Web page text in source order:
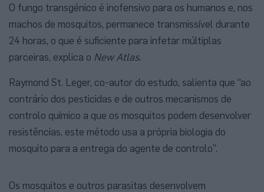
O fungo transgénico é inofensivo para os humanos e, nos
machos de mosquitos, permanece transmissível durante
24 horas, o que é suficiente para infetar múltiplas
parceiras, explica o New Atlas.
Raymond St. Leger, co-autor do estudo, salienta que “ao
contrário dos pesticidas e de outros mecanismos de
controlo químico a que os mosquitos podem desenvolver
resistências, este método usa a própria biologia do
mosquito para a entrega do agente de controlo”.
Os mosquitos e outros parasitas desenvolvem